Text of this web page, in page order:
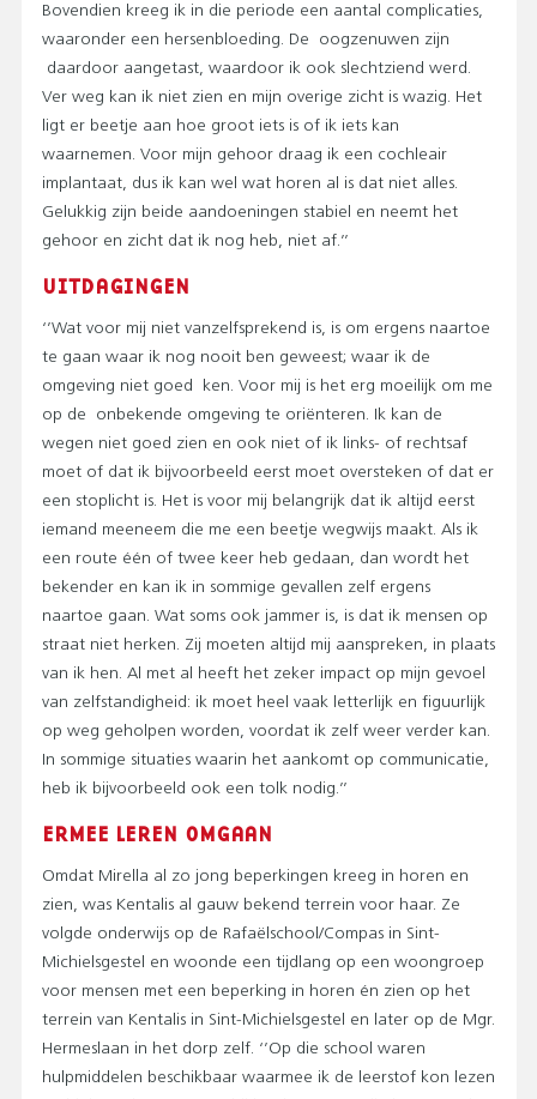
Bovendien kreeg ik in die periode een aantal complicaties,
waaronder een hersenbloeding. De oogzenuwen zijn
daardoor aangetast, waardoor ik ook slechtziend werd.
Ver weg kan ik niet zien en mijn overige zicht is wazig. Het
ligt er beetje aan hoe groot iets is of ik iets kan
waarnemen. Voor mijn gehoor draag ik een cochleair
implantaat, dus ik kan wel wat horen al is dat niet alles.
Gelukkig zijn beide aandoeningen stabiel en neemt het
gehoor en zicht dat ik nog heb, niet af.’’
UITDAGINGEN
‘’Wat voor mij niet vanzelfsprekend is, is om ergens naartoe
te gaan waar ik nog nooit ben geweest; waar ik de
omgeving niet goed ken. Voor mij is het erg moeilijk om me
op de onbekende omgeving te oriënteren. Ik kan de
wegen niet goed zien en ook niet of ik links- of rechtsaf
moet of dat ik bijvoorbeeld eerst moet oversteken of dat er
een stoplicht is. Het is voor mij belangrijk dat ik altijd eerst
iemand meeneem die me een beetje wegwijs maakt. Als ik
een route één of twee keer heb gedaan, dan wordt het
bekender en kan ik in sommige gevallen zelf ergens
naartoe gaan. Wat soms ook jammer is, is dat ik mensen op
straat niet herken. Zij moeten altijd mij aanspreken, in plaats
van ik hen. Al met al heeft het zeker impact op mijn gevoel
van zelfstandigheid: ik moet heel vaak letterlijk en figuurlijk
op weg geholpen worden, voordat ik zelf weer verder kan.
In sommige situaties waarin het aankomt op communicatie,
heb ik bijvoorbeeld ook een tolk nodig.’’
ERMEE LEREN OMGAAN
Omdat Mirella al zo jong beperkingen kreeg in horen en
zien, was Kentalis al gauw bekend terrein voor haar. Ze
volgde onderwijs op de Rafaëlschool/Compas in Sint-
Michielsgestel en woonde een tijdlang op een woongroep
voor mensen met een beperking in horen én zien op het
terrein van Kentalis in Sint-Michielsgestel en later op de Mgr.
Hermeslaan in het dorp zelf. ‘’Op die school waren
hulpmiddelen beschikbaar waarmee ik de leerstof kon lezen